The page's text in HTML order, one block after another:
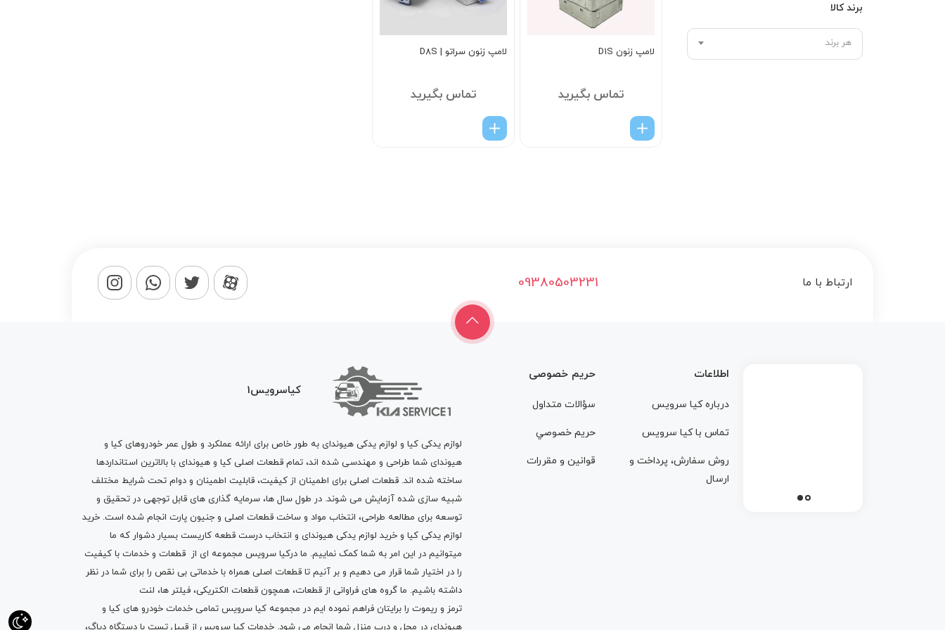
برند کالا
هر برند
لامپ زنون D1S
تماس بگیرید
لامپ زنون سراتو | D8S
تماس بگیرید
ارتباط با ما 09380503231
اطلاعات
درباره کيا سرويس
تماس با کيا سرويس
روش سفارش، پرداخت و
ارسال
حریم خصوصی
سؤالات متداول
حريم خصوصي
قوانين و مقررات
کیاسرویس1
لوازم یدکی کیا و لوازم یدکی هیوندای به طور خاص برای ارائه عملکرد و طول عمر خودروهای کیا و
هیوندای شما طراحی و مهندسی شده اند، تمام قطعات اصلی کیا و هیوندای با بالاترین استانداردها
ساخته شده اند. قطعات اصلی برای اطمینان از کیفیت، قابلیت اطمینان و دوام تحت شرایط مختلف
شبیه سازی شده آزمایش می شوند. در طول سال ها، سرمایه گذاری های قابل توجهی در تحقیق و
توسعه برای مطالعه طراحی، انتخاب مواد و ساخت قطعات اصلی و جنیون پارت انجام شده است. خرید
لوازم یدکی کیا و خرید لوازم یدکی هیوندای و انتخاب درست قطعه کاریست بسیار دشوار که ما
میتوانیم در این امر به شما کمک نماییم. ما درکیا سرویس مجموعه ای از قطعات و خدمات با کیفیت
را در اختیار شما قرار می دهیم و بر آنیم تا قطعات اصلی همراه با خدماتی بی نقص را برای شما در نظر
داشته باشیم. ما گروه های فراوانی از قطعات، همچون قطعات الکتریکی، فیلتر ها، لنت
ترمز و ریموت را برایتان فراهم نموده ایم در مجموعه کیا سرویس تمامی خدمات خودرو های کیا و
هیوندای در محل و درب منزل شما انجام می شود. خدمات کیا سرویس از قبیل تست با دستگاه دیاگ،